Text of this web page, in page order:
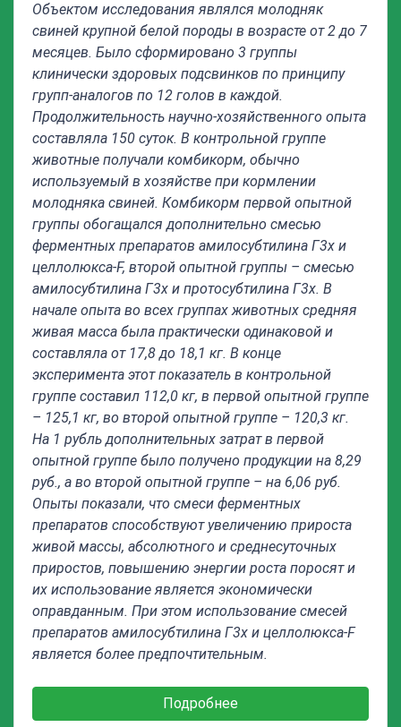
Объектом исследования являлся молодняк
свиней крупной белой породы в возрасте от 2 до 7
месяцев. Было сформировано 3 группы
клинически здоровых подсвинков по принципу
групп-аналогов по 12 голов в каждой.
Продолжительность научно-хозяйственного опыта
составляла 150 суток. В контрольной группе
животные получали комбикорм, обычно
используемый в хозяйстве при кормлении
молодняка свиней. Комбикорм первой опытной
группы обогащался дополнительно смесью
ферментных препаратов амилосубтилина Г3х и
целлолюкса-F, второй опытной группы – смесью
амилосубтилина Г3х и протосубтилина Г3х. В
начале опыта во всех группах животных средняя
живая масса была практически одинаковой и
составляла от 17,8 до 18,1 кг. В конце
эксперимента этот показатель в контрольной
группе составил 112,0 кг, в первой опытной группе
– 125,1 кг, во второй опытной группе – 120,3 кг.
На 1 рубль дополнительных затрат в первой
опытной группе было получено продукции на 8,29
руб., а во второй опытной группе – на 6,06 руб.
Опыты показали, что смеси ферментных
препаратов способствуют увеличению прироста
живой массы, абсолютного и среднесуточных
приростов, повышению энергии роста поросят и
их использование является экономически
оправданным. При этом использование смесей
препаратов амилосубтилина Г3х и целлолюкса-F
является более предпочтительным.
Подробнее